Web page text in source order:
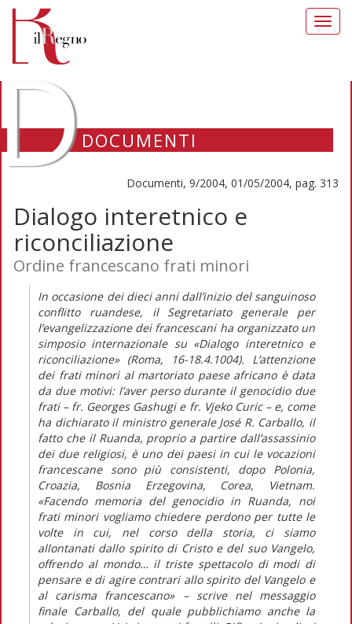
DOCUMENTI
Documenti, 9/2004, 01/05/2004, pag. 313
Dialogo interetnico e
riconciliazione
Ordine francescano frati minori
In occasione dei dieci anni dall’inizio del sanguinoso
conflitto ruandese, il Segretariato generale per
l’evangelizzazione dei francescani ha organizzato un
simposio internazionale su «Dialogo interetnico e
riconciliazione» (Roma, 16-18.4.1004). L’attenzione
dei frati minori al martoriato paese africano è data
da due motivi: l’aver perso durante il genocidio due
frati – fr. Georges Gashugi e fr. Vjeko Curic – e, come
ha dichiarato il ministro generale José R. Carballo, il
fatto che il Ruanda, proprio a partire dall’assassinio
dei due religiosi, è uno dei paesi in cui le vocazioni
francescane sono più consistenti, dopo Polonia,
Croazia, Bosnia Erzegovina, Corea, Vietnam.
«Facendo memoria del genocidio in Ruanda, noi
frati minori vogliamo chiedere perdono per tutte le
volte in cui, nel corso della storia, ci siamo
allontanati dallo spirito di Cristo e del suo Vangelo,
offrendo al mondo… il triste spettacolo di modi di
pensare e di agire contrari allo spirito del Vangelo e
al carisma francescano» – scrive nel messaggio
finale Carballo, del quale pubblichiamo anche la